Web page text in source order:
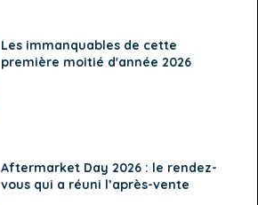
Les immanquables de cette
première moitié d'année 2026
Aftermarket Day 2026 : le rendez-
vous qui a réuni l’après-vente